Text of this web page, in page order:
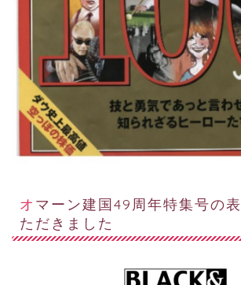
オマーン建国49周年特集号の表紙に掲載い
ただきました